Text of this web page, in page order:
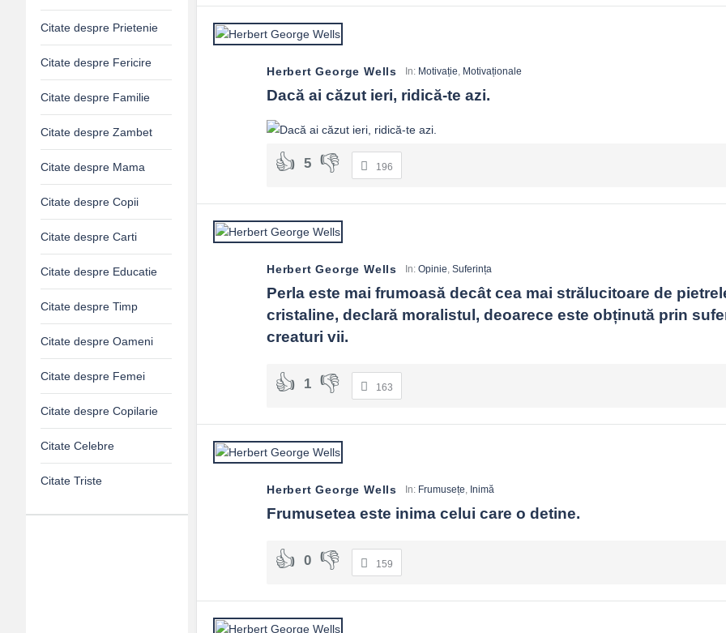
Herbert George Wells In: Motivație, Motivaționale
Dacă ai căzut ieri, ridică-te azi.
5 196
Herbert George Wells In: Opinie, Suferința
Perla este mai frumoasă decât cea mai strălucitoare de
cristaline, declară moralistul, deoarece este obținută prin
creaturi vii.
1 163
Herbert George Wells In: Frumusețe, Inimă
Frumusetea este inima celui care o detine.
0 159
Citate despre Prietenie
Citate despre Fericire
Citate despre Familie
Citate despre Zambet
Citate despre Mama
Citate despre Copii
Citate despre Carti
Citate despre Educatie
Citate despre Timp
Citate despre Oameni
Citate despre Femei
Citate despre Copilarie
Citate Celebre
Citate Triste